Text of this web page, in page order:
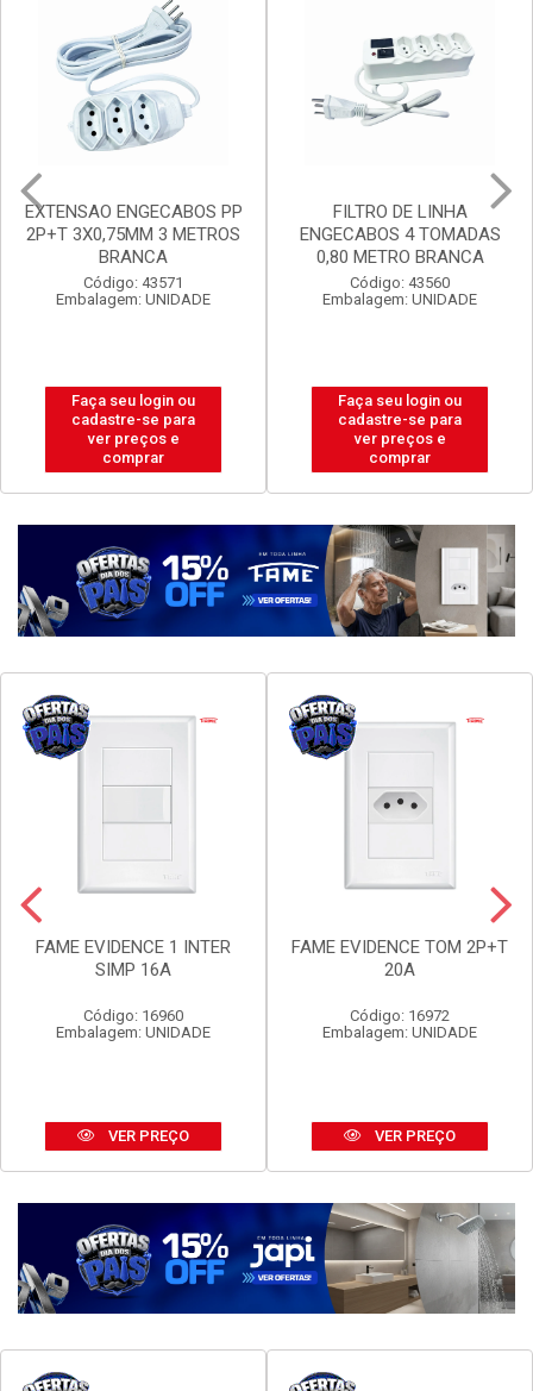
FILTRO DE LINHA
ENGECABOS 4 TOMADAS
0,80 METRO BRANCA
Código: 43560
Embalagem: UNIDADE
Faça seu login ou
cadastre-se para
ver preços e
comprar
FILTRO DE LINHA
ENGECABOS 3 TOMADAS
0,80 METRO BRANCA
Código: 43558
Embalagem: UNIDADE
Faça seu login ou
cadastre-se para
ver preços e
comprar
FAME EVIDENCE 1 INTER
SIMP 16A
Código: 16960
Embalagem: UNIDADE
VER PREÇO
FAME EVIDENCE TOM 2P+T
20A
Código: 16972
Embalagem: UNIDADE
VER PREÇO